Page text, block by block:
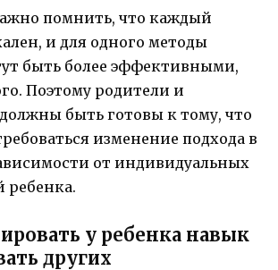
помнить, что каждый
и для одного методы
быть более эффективными,
Поэтому родители и
быть готовы к тому, что
изменение подхода в
от индивидуальных
ребенка.
у ребенка навык
других